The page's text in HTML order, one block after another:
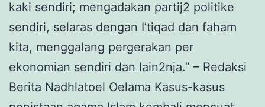
kaki sendiri; mengadakan partij2 politike
sendiri, selaras dengan I’tiqad dan faham
kita, menggalang pergerakan per
ekonomian sendiri dan lain2nja.” – Redaksi
Berita Nadhlatoel Oelama Kasus-kasus